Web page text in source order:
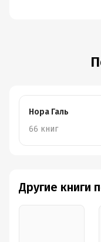
Нора Галь
66 книг
Другие книги